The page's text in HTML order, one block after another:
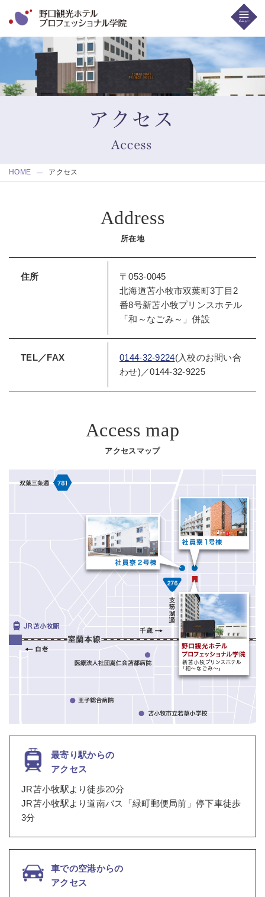
HOME アクセス
Address
所在地
住所
〒053-0045
北海道苫小牧市双葉町3丁目2
番8号新苫小牧プリンスホテル
「和～なごみ～」併設
TEL／FAX 0144-32-9224(入校のお問い合
わせ)／0144-32-9225
Access map
アクセスマップ
最寄り駅からの
アクセス
JR苫小牧駅より徒歩20分
JR苫小牧駅より道南バス「緑町郵便局前」停下車徒歩
3分
車での空港からの
アクセス